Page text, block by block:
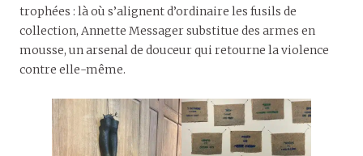
trophées : là où s’alignent d’ordinaire les fusils de
collection, Annette Messager substitue des armes en
mousse, un arsenal de douceur qui retourne la violence
contre elle-même.